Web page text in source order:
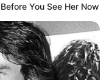
Park wurde zum
umgestaltet,
integriert ist.
museum.de.
Attraktionen in der
You See Her Now